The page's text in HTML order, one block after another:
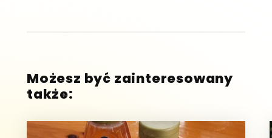
Możesz być zainteresowany
także: